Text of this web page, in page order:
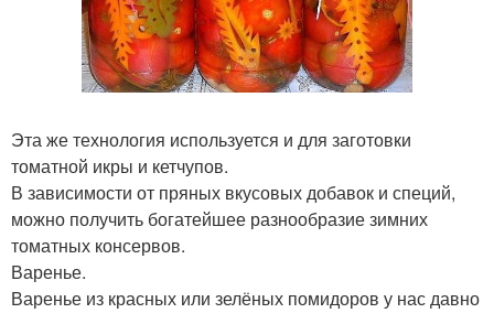
Эта же технология используется и для заготовки
томатной икры и кетчупов.
В зависимости от пряных вкусовых добавок и специй,
можно получить богатейшее разнообразие зимних
томатных консервов.
Варенье.
Варенье из красных или зелёных помидоров у нас давно